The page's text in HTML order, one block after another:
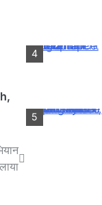
,
4
5